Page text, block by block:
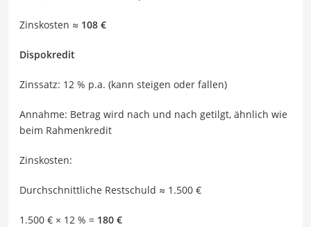
Zinskosten ≈ 108 €
Dispokredit
Zinssatz: 12 % p.a. (kann steigen oder fallen)
Annahme: Betrag wird nach und nach getilgt, ähnlich wie
beim Rahmenkredit
Zinskosten:
Durchschnittliche Restschuld ≈ 1.500 €
1.500 € × 12 % = 180 €